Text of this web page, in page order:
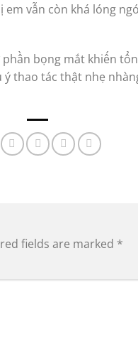
vẫn còn khá lóng
bọng mắt khiến
thao tác thật nhẹ
fields are marked *